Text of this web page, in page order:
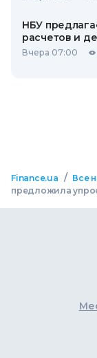
НБУ
расчетов и
Вчера 07:00
Finance.ua / Все
предложила